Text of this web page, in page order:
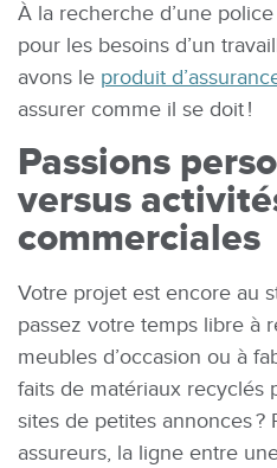
À la recherche d’une
pour les besoins d’un
avons le produit
assurer comme il se doit !
Passions
versus
commerciales
Votre projet est encore au
passez votre temps libre à
meubles d’occasion ou à
faits de matériaux recyclés
sites de petites annonces ?
assureurs, la ligne entre